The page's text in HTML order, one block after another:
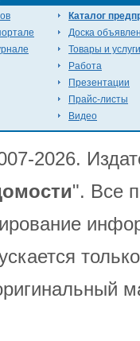
Каталог
Доска
Товары и услуги
Работа
Презентации
Прайс-листы
Видео
2026.
". Все